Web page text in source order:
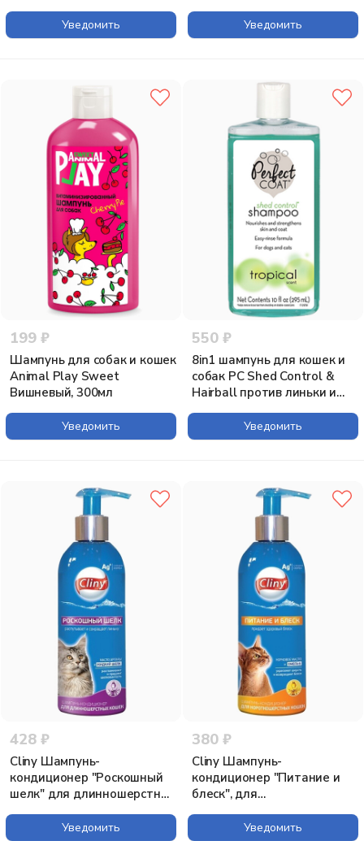
Питательный, 300мл
Уведомить Уведомить
199 ₽
Шампунь для собак и кошек
Animal Play Sweet
Вишневый, 300мл
Уведомить
550 ₽
8in1 шампунь для кошек и
собак PC Shed Control &
Hairball против линьки и
колтунов с тропическим
аром. 295 млУведомить
428 ₽
Cliny Шампунь-
кондиционер "Роскошный
шелк" для длинношерстных
кошек, 200 мл
Уведомить
380 ₽
Cliny Шампунь-
кондиционер "Питание и
блеск", для
короткошерстных кошек,
Уведомить